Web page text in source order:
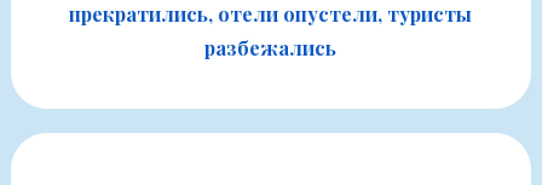
прекратились, отели опустели, туристы
разбежались